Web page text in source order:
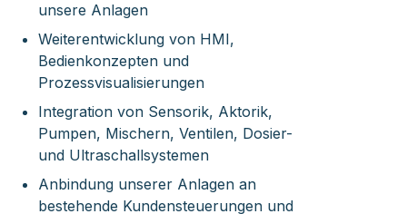
unsere Anlagen
Weiterentwicklung von HMI,
Bedienkonzepten und
Prozessvisualisierungen
Integration von Sensorik, Aktorik,
Pumpen, Mischern, Ventilen, Dosier-
und Ultraschallsystemen
Anbindung unserer Anlagen an
bestehende Kundensteuerungen und